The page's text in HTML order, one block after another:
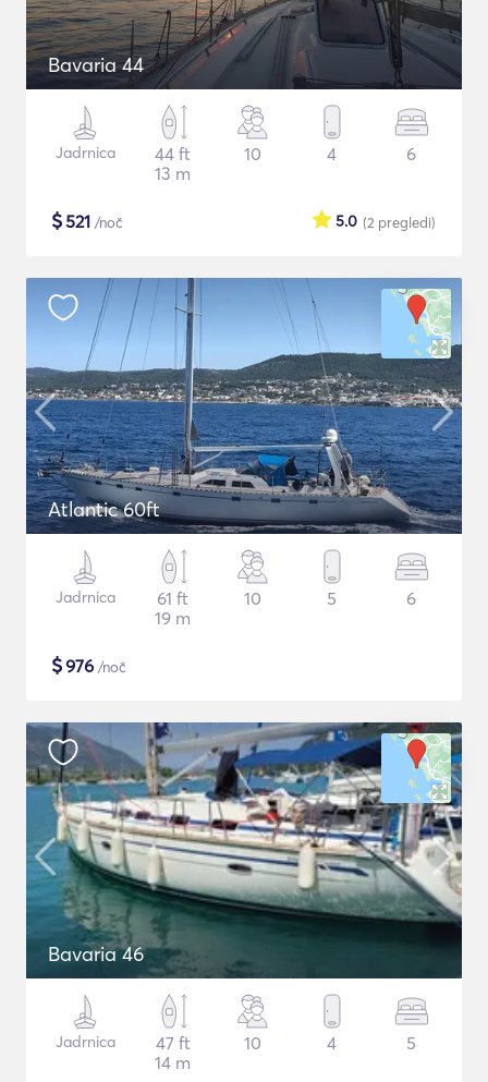
Bavaria 44
Jadrnica
44 ft
13 m
10 4 6
$521 /noč (2 pregledi)
5.0
Atlantic 60ft
Jadrnica
61 ft
19 m
10 5 6
$976 /noč
Bavaria 46
Jadrnica
47 ft
14 m
10 4 5